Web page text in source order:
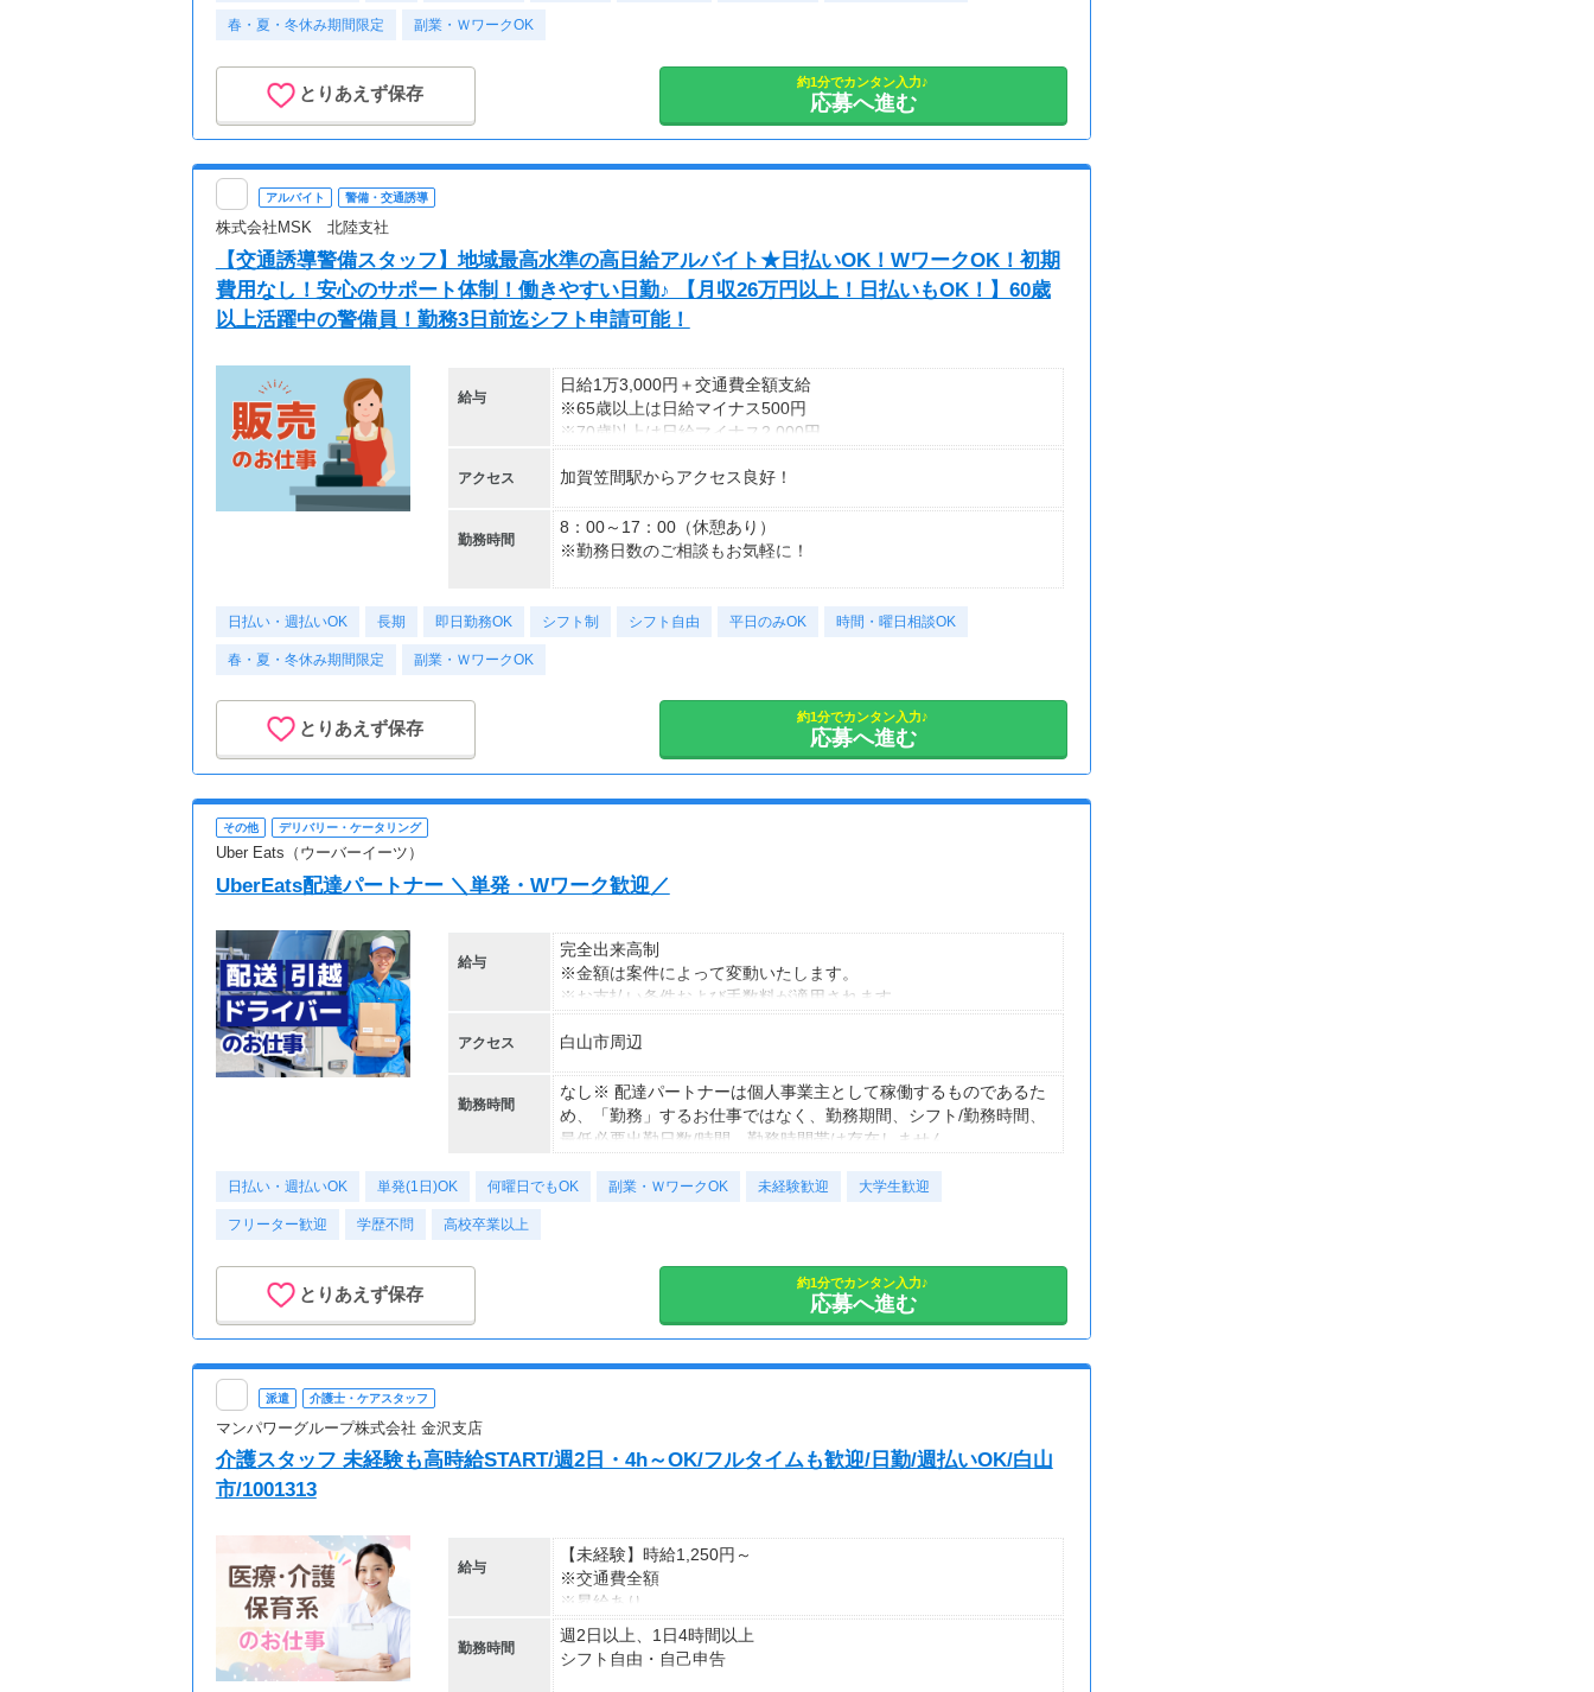
安全面・体力面の考慮により比較的低負荷の業務、
70歳以降では低負荷業務や季節により
相談の上短時間勤務をすることもあるため
（日給1万3,000円×月20日勤務）
春・夏・冬休み期間限定 副業・ＷワークOK
とりあえず保存
約1分でカンタン入力♪
応募へ進む
アルバイト 警備・交通誘導
株式会社MSK 北陸支社
【交通誘導警備スタッフ】地域最高水準の高日給アルバイト★日払いOK！WワークOK！初期
費用なし！安心のサポート体制！働きやすい日勤♪ 【月収26万円以上！日払いもOK！】60歳
以上活躍中の警備員！勤務3日前迄シフト申請可能！
給与
日給1万3,000円＋交通費全額支給
※65歳以上は日給マイナス500円
※70歳以上は日給マイナス2,000円
---
■交通誘導2級以上の資格をお持ちの方は
日給1万3,000円
（一律交通費1,000円含む）
★交通誘導2級（以上）として従事した場合
安全面・体力面の考慮により比較的低負荷の業務、
70歳以降では低負荷業務や季節により
相談の上短時間勤務をすることもあるため
（日給1万3,000円×月20日勤務）
アクセス 加賀笠間駅からアクセス良好！
勤務時間
8：00～17：00（休憩あり）
※勤務日数のご相談もお気軽に！
・平日のみOK
日払い・週払いOK 長期 即日勤務OK シフト制 シフト自由 平日のみOK 時間・曜日相談OK
春・夏・冬休み期間限定 副業・ＷワークOK
とりあえず保存
約1分でカンタン入力♪
応募へ進む
その他 デリバリー・ケータリング
Uber Eats（ウーバーイーツ）
UberEats配達パートナー ＼単発・Wワーク歓迎／
給与
完全出来高制
※金額は案件によって変動いたします。
※お支払い条件および手数料が適用されます
アクセス 白山市周辺
勤務時間
なし※ 配達パートナーは個人事業主として稼働するものであるた
め、「勤務」するお仕事ではなく、勤務期間、シフト/勤務時間、
最低必要出勤日数/時間、勤務時間帯は存在しません。
日払い・週払いOK 単発(1日)OK 何曜日でもOK 副業・ＷワークOK 未経験歓迎 大学生歓迎
フリーター歓迎 学歴不問 高校卒業以上
とりあえず保存
約1分でカンタン入力♪
応募へ進む
派遣 介護士・ケアスタッフ
マンパワーグループ株式会社 金沢支店
介護スタッフ 未経験も高時給START/週2日・4h～OK/フルタイムも歓迎/日勤/週払いOK/白山
市/1001313
給与
【未経験】時給1,250円～
※交通費全額
※昇給あり
≪収入例≫
勤務時間
週2日以上、1日4時間以上
シフト自由・自己申告